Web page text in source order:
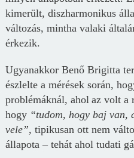
kimerült, diszharmonikus
változás, mintha valaki
érkezik.
Ugyanakkor Benő Brigitta
észlelte a mérések során,
problémáknál, ahol az volt a
hogy“tudom, hogy baj van,
vele”, tipikusan ott nem
állapota – tehát ahol tudati